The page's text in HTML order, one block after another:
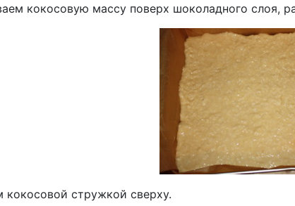
кокосовую массу поверх шоколадного слоя,
кокосовой стружкой сверху.